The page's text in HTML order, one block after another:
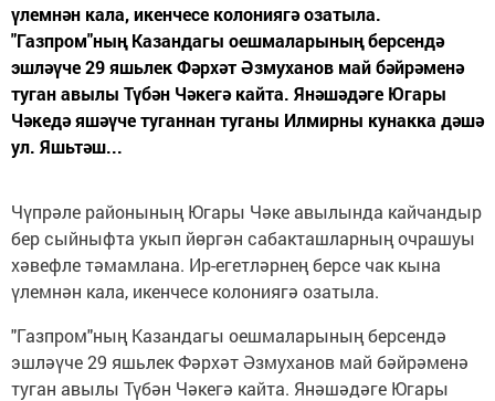
үлемнән кала, икенчесе колониягә озатыла.
"Газпром"ның Казандагы оешма­ларының берсендә
эшләүче 29 яшьлек Фәрхәт Әзмуханов май бәйрәменә
туган авылы Түбән Чәкегә кайта. Янәшәдәге Югары
Чәкедә яшәүче туганнан туганы Илмирны кунакка дәшә
ул. Яшьтәш...
Чүпрәле районының Югары Чәке авылында кайчандыр
бер сыйныфта укып йөргән сабакташларның очрашуы
хәвефле тәмамлана. Ир-егетләрнең берсе чак кына
үлемнән кала, икенчесе колониягә озатыла.
"Газпром"ның Казандагы оешма­ларының берсендә
эшләүче 29 яшьлек Фәрхәт Әзмуханов май бәйрәменә
туган авылы Түбән Чәкегә кайта. Янәшәдәге Югары